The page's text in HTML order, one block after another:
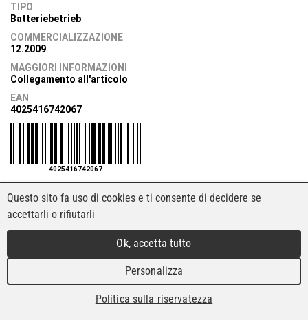
TIPO
Batteriebetrieb
COMMERCIALIZZAZIONE
12.2009
MAGGIORI INFORMAZIONI
Collegamento all'articolo
EAN
4025416742067
4025416742067
Questo sito fa uso di cookies e ti consente di decidere se
accettarli o rifiutarli
Ok, accetta tutto
Personalizza
Politica sulla riservatezza